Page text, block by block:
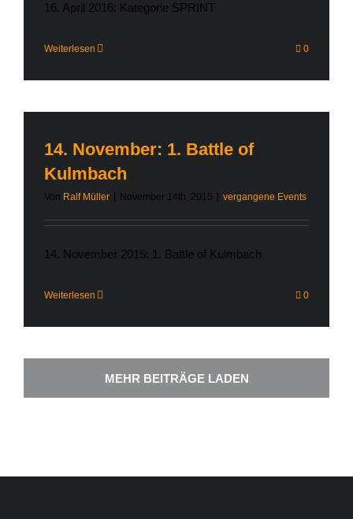
16. April 2016: Kategorie SPRINT
Weiterlesen 0
14. November: 1. Battle of
Kulmbach
Von Ralf Müller November 14th, 2015 vergangene Events
14. November 2015: 1. Battle of Kulmbach
Weiterlesen 0
MEHR BEITRÄGE LADEN